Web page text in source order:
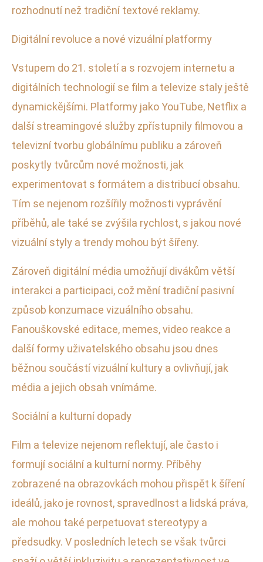
rozhodnutí než tradiční textové reklamy.
Digitální revoluce a nové vizuální platformy
Vstupem do 21. století a s rozvojem internetu a
digitálních technologií se film a televize staly ještě
dynamickějšími. Platformy jako YouTube, Netflix a
další streamingové služby zpřístupnily filmovou a
televizní tvorbu globálnímu publiku a zároveň
poskytly tvůrcům nové možnosti, jak
experimentovat s formátem a distribucí obsahu.
Tím se nejenom rozšířily možnosti vyprávění
příběhů, ale také se zvýšila rychlost, s jakou nové
vizuální styly a trendy mohou být šířeny.
Zároveň digitální média umožňují divákům větší
interakci a participaci, což mění tradiční pasivní
způsob konzumace vizuálního obsahu.
Fanouškovské editace, memes, video reakce a
další formy uživatelského obsahu jsou dnes
běžnou součástí vizuální kultury a ovlivňují, jak
média a jejich obsah vnímáme.
Sociální a kulturní dopady
Film a televize nejenom reflektují, ale často i
formují sociální a kulturní normy. Příběhy
zobrazené na obrazovkách mohou přispět k šíření
ideálů, jako je rovnost, spravedlnost a lidská práva,
ale mohou také perpetuovat stereotypy a
předsudky. V posledních letech se však tvůrci